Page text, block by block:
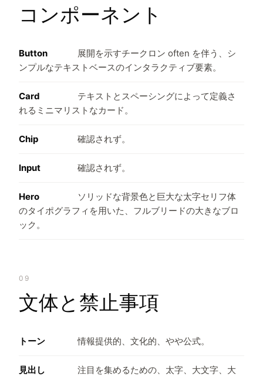
コンポーネント
Button
展開を示すチークロン often を伴う、シ
ンプルなテキストベースのインタラクティブ要素。
Card
テキストとスペーシングによって定義さ
れるミニマリストなカード。
Chip 確認されず。
Input 確認されず。
Hero
ソリッドな背景色と巨大な太字セリフ体
のタイポグラフィを用いた、フルブリードの大きなブロ
ック。
09
文体と禁止事項
トーン 情報提供的、文化的、やや公式。
見出し
注目を集めるための、太字、大文字、大